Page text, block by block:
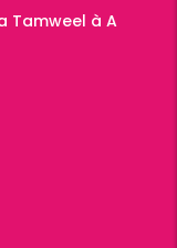
Tamweel à A